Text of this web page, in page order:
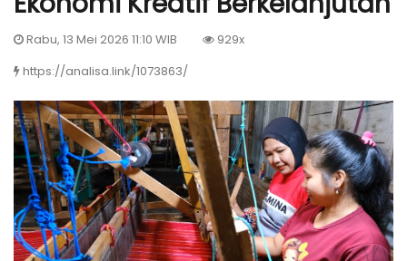
Rabu, 13 Mei 2026 11:10 WIB
929x
https://analisa.link/1073863/